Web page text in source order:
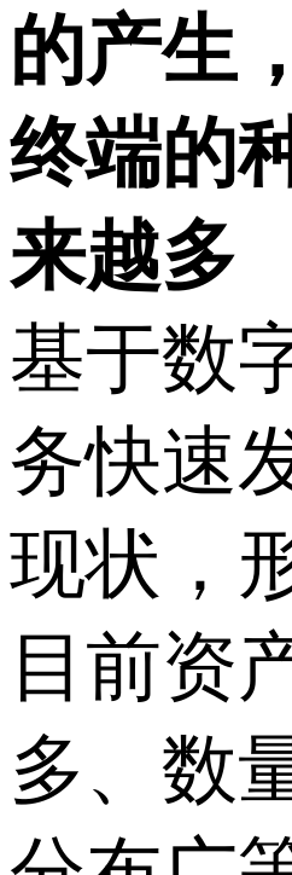
的产生
终端的
来越多
基于数
务快速
现状，
目前资
多、数